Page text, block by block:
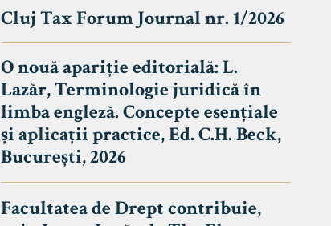
Cluj Tax Forum Journal nr. 1/2026
O nouă apariție editorială: L.
Lazăr, Terminologie juridică în
limba engleză. Concepte esențiale
și aplicații practice, Ed. C.H. Beck,
București, 2026
Facultatea de Drept contribuie,